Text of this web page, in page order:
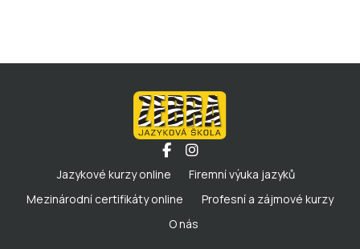
Jazykové kurzy online
Firemní výuka jazyků
Mezinárodní certifikáty online
Profesní a zájmové kurzy
O nás